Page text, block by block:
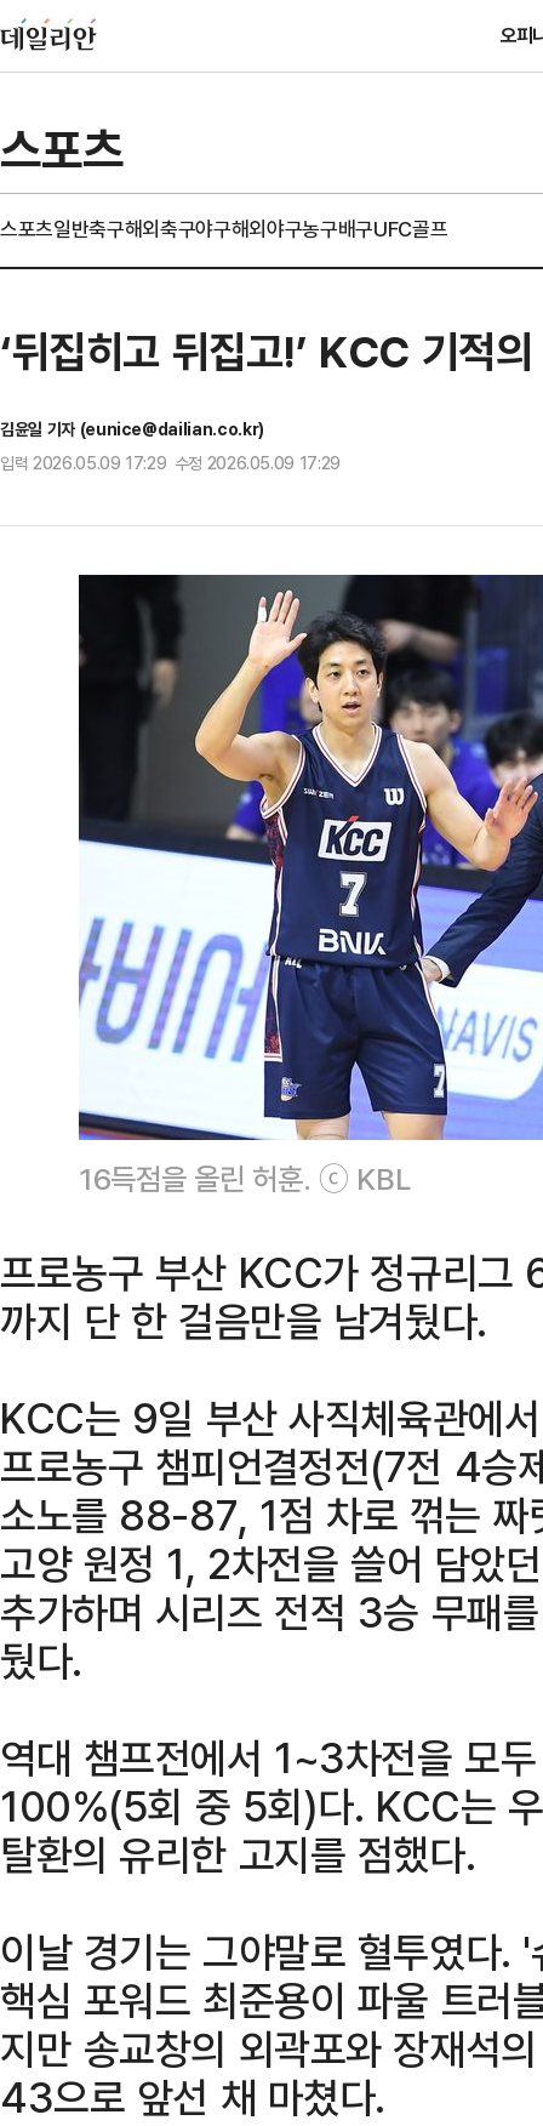
오피
스포츠
스포츠일반축구해외축구야구해외야구농구배구UFC골프
‘뒤집히고 뒤집고!’ KCC 기적
김윤일 기자 (eunice@dailian.co.kr)
입력 2026.05.09 17:29 수정 2026.05.09 17:29
16득점을 올린 허훈. ⓒ KBL
프로농구 부산 KCC가 정규리그
까지 단 한 걸음만을 남겨뒀다.
KCC는 9일 부산 사직체육관
프로농구 챔피언결정전(7전 4승
소노를 88-87, 1점 차로 꺾는 짜
고양 원정 1, 2차전을 쓸어 담았
추가하며 시리즈 전적 3승 무패
뒀다.
역대 챔프전에서 1~3차전을 모
100%(5회 중 5회)다. KCC는
탈환의 유리한 고지를 점했다.
이날 경기는 그야말로 혈투였다.
핵심 포워드 최준용이 파울 트러
지만 송교창의 외곽포와 장재석
43으로 앞선 채 마쳤다.